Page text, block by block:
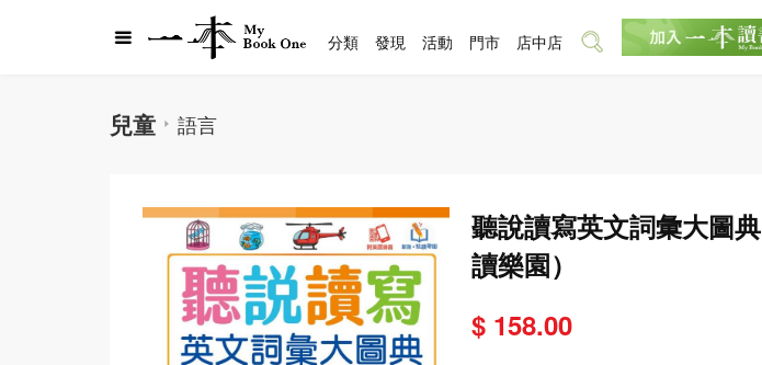
兒童 語言
聽說讀寫英文詞彙大圖
讀樂園）
$ 158.00
分類 發現 活動 門市 店中店